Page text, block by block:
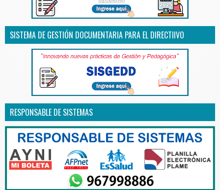
SISTEMA DE GESTIÓN DOCUMENTARIA PARA EL DIRECTIIVO
RESPONSABLE DE SISTEMAS